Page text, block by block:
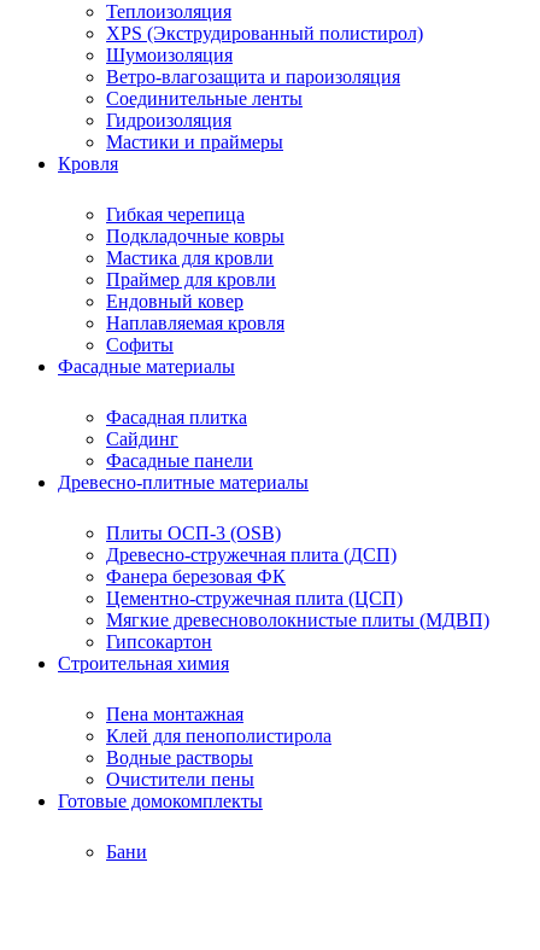
Теплоизоляция
XPS (Экструдированный полистирол)
Шумоизоляция
Ветро-влагозащита и пароизоляция
Соединительные ленты
Гидроизоляция
Мастики и праймеры
Кровля
Гибкая черепица
Подкладочные ковры
Мастика для кровли
Праймер для кровли
Ендовный ковер
Наплавляемая кровля
Софиты
Фасадные материалы
Фасадная плитка
Сайдинг
Фасадные панели
Древесно-плитные материалы
Плиты ОСП-3 (OSB)
Древесно-стружечная плита (ДСП)
Фанера березовая ФК
Цементно-стружечная плита (ЦСП)
Мягкие древесноволокнистые плиты (МДВП)
Гипсокартон
Строительная химия
Пена монтажная
Клей для пенополистирола
Водные растворы
Очистители пены
Готовые домокомплекты
Бани